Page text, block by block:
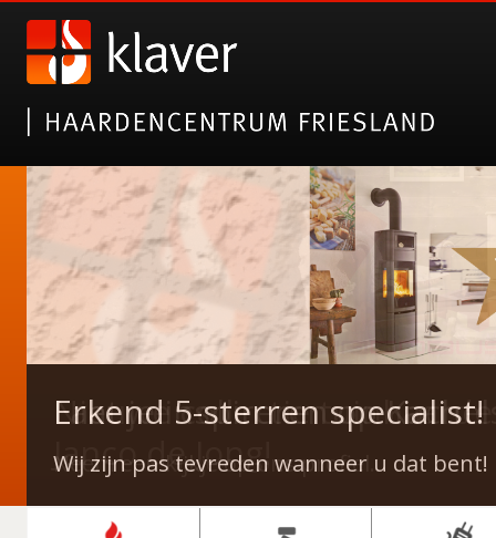
Nieuwe collectie
Janco de Jong!
Erkend 5-sterren specialist!
Wij zijn pas tevreden wanneer u dat bent!
NAVIGATIE